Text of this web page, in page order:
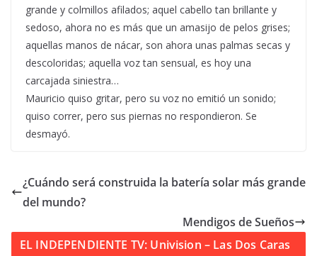
grande y colmillos afilados; aquel cabello tan brillante y
sedoso, ahora no es más que un amasijo de pelos grises;
aquellas manos de nácar, son ahora unas palmas secas y
descoloridas; aquella voz tan sensual, es hoy una
carcajada siniestra…
Mauricio quiso gritar, pero su voz no emitió un sonido;
quiso correr, pero sus piernas no respondieron. Se
desmayó.
¿Cuándo será construida la batería solar más grande
del mundo?
Mendigos de Sueños
EL INDEPENDIENTE TV: Univision – Las Dos Caras